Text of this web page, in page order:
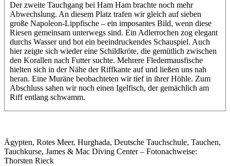
Der zweite Tauchgang bei Ham Ham brachte noch mehr
Abwechslung. An diesem Platz trafen wir gleich auf sieben
große Napoleon-Lippfische – ein imposantes Bild, wenn diese
Riesen gemeinsam unterwegs sind. Ein Adlerrochen zog elegant
durchs Wasser und bot ein beeindruckendes Schauspiel. Auch
hier zeigte sich wieder eine Schildkröte, die gemütlich zwischen
den Korallen nach Futter suchte. Mehrere Fledermausfische
hielten sich in der Nähe der Riffkante auf und ließen uns nah
heran. Eine Muräne beobachteten wir tief in ihrer Höhle. Zum
Abschluss sahen wir noch einen Igelfisch, der gemächlich am
Riff entlang schwamm.
Ägypten, Rotes Meer, Hurghada, Deutsche Tauchschule, Tauchen,
Tauchkurse, James & Mac Diving Center – Fotonachweise:
Thorsten Rieck